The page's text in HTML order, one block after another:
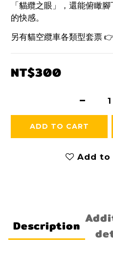
「貓纜之眼」，還能俯瞰
的快感。
另有貓空纜車各類型套票
NT$300
ADD TO CART
Add to
Description